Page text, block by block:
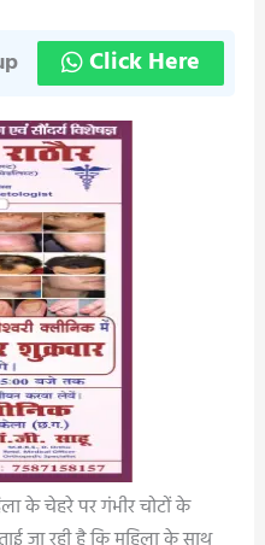
Click Here
के चेहरे पर गंभीर चोटों के